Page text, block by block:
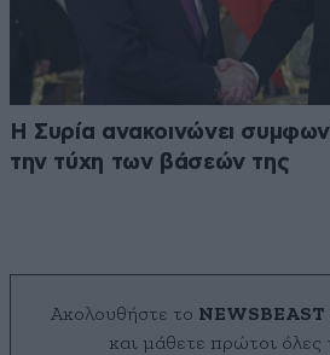
Η Συρία ανακοινώνει
την τύχη των βάσεών της
Ακολουθήστε το NEWSBEAST
και μάθετε πρώτοι όλες